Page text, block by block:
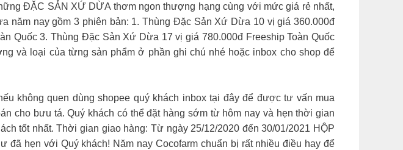
ĐẶC SẢN XỨ DỪA thơm ngon thượng hạng cùng với mức giá rẻ nhất,
năm nay gồm 3 phiên bản: 1. Thùng Đặc Sản Xứ Dừa 10 vị giá 360.000đ
Quốc 3. Thùng Đặc Sản Xứ Dừa 17 vị giá 780.000đ Freeship Toàn Quốc
và loại của từng sản phẩm ở phần ghi chú nhé hoặc inbox cho shop để
không quen dùng shopee quý khách inbox tại đây để được tư vấn mua
cho bưu tá. Quý khách có thể đặt hàng sớm từ hôm nay và hẹn thời gian
tốt nhất. Thời gian giao hàng: Từ ngày 25/12/2020 đến 30/01/2021 HỘP
hẹn với Quý khách! Năm nay Cocofarm chuẩn bị rất nhiều điều hay để